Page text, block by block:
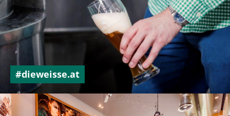
#dieweisse.at